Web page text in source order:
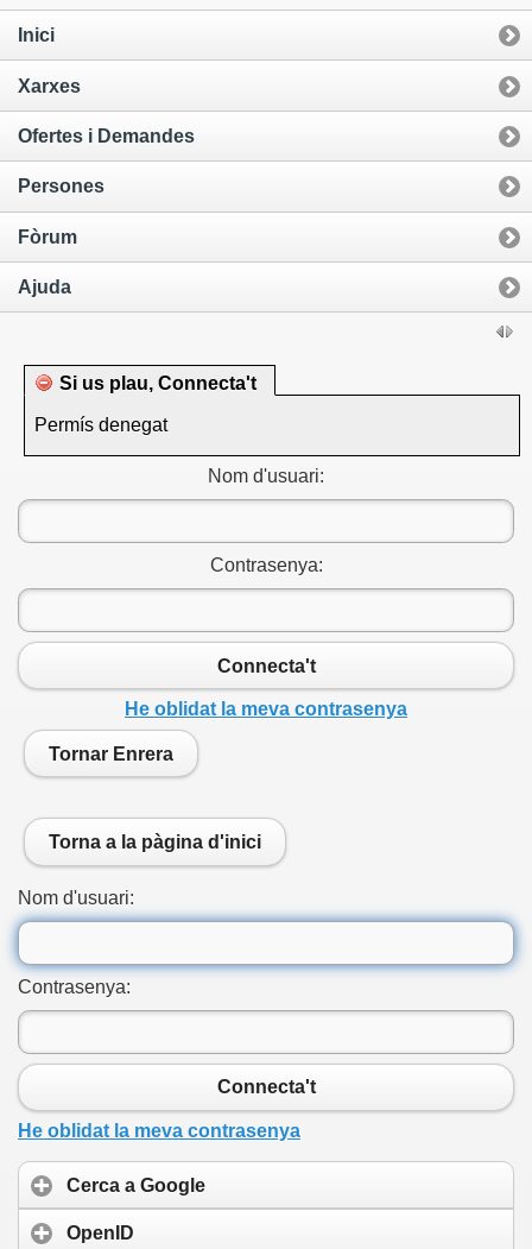
Inici
Xarxes
Ofertes i Demandes
Persones
Fòrum
Ajuda
Si us plau, Connecta't
Permís denegat
Nom d'usuari:
Contrasenya:
Connecta't
He oblidat la meva contrasenya
Tornar Enrera
Torna a la pàgina d'inici
Nom d'usuari:
Contrasenya:
Connecta't
He oblidat la meva contrasenya
Cerca a Google
OpenID